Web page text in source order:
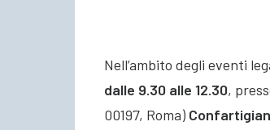
Nell’ambito degli eventi
dalle 9.30 alle 12.30,
00197, Roma)